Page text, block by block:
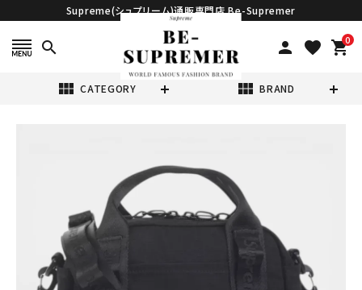
Supreme(シュプリーム)通販専門店 Be-Supremer
search person favorite 0
shopping_cart
view_module CATEGORY view_module BRAND